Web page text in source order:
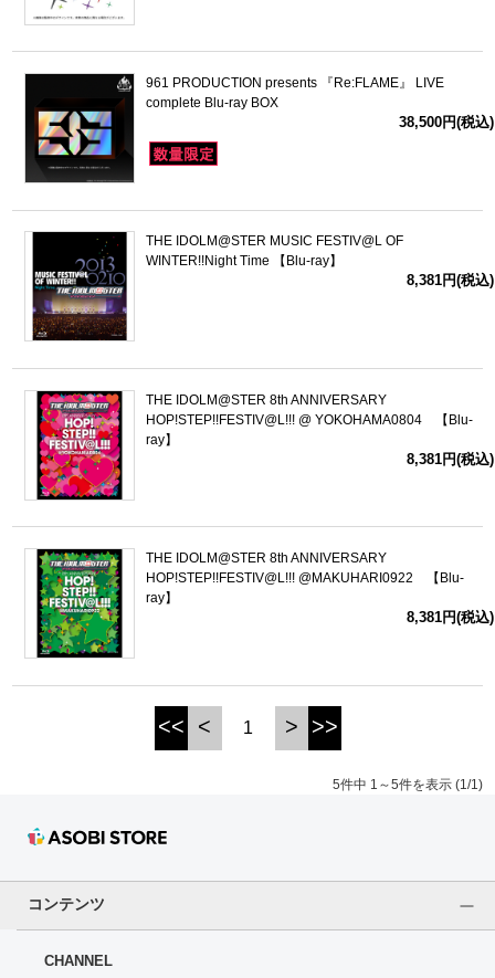
ドラゴンボール
ラブライブ！
ラブライブ！サンシャイン‼
ラブライブ！スーパースター!!
アイドリッシュセブン
モフモフパレード
961 PRODUCTION presents 『Re:FLAME』 LIVE
complete Blu-ray BOX
38,500円(税込)
THE IDOLM@STER MUSIC FESTIV@L OF
WINTER!!Night Time 【Blu-ray】
8,381円(税込)
THE IDOLM@STER 8th ANNIVERSARY
HOP!STEP!!FESTIV@L!!! @ YOKOHAMA0804 【Blu-
ray】
8,381円(税込)
THE IDOLM@STER 8th ANNIVERSARY
HOP!STEP!!FESTIV@L!!! @MAKUHARI0922 【Blu-
ray】
8,381円(税込)
<< < 1 > >>
5件中 1～5件を表示 (1/1)
コンテンツ
CHANNEL